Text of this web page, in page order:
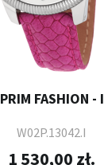
PRIM FASHION - I
W02P.13042.I
1 530,00 zł.